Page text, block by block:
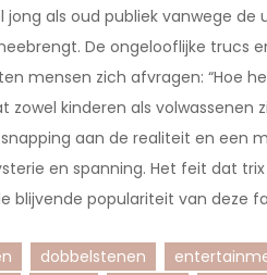
als oud publiek vanwege de
De ongelooflijke trucs
mensen zich afvragen: “Hoe
zowel kinderen als
aan de realiteit en een
en spanning. Het feit dat
blijvende populariteit van deze
dobbelstenen